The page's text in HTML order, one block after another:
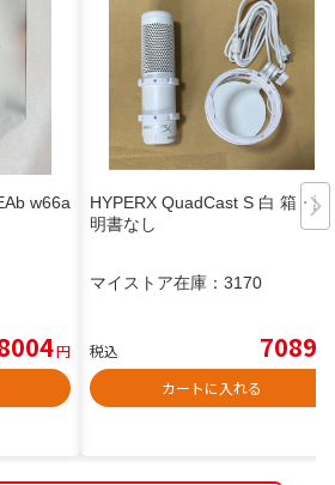
w66a
円
HYPERX QuadCast S 白 箱・説
明書なし
マイストア在庫： 3170
税込 7089
カートに入れる